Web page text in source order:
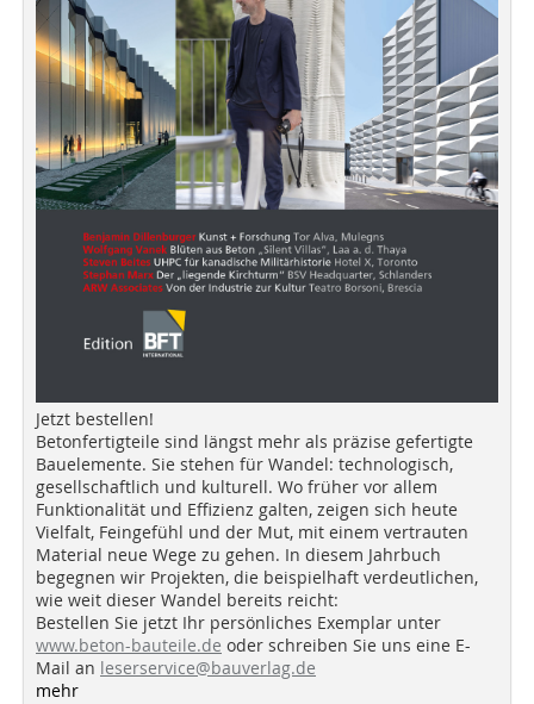
Jetzt bestellen!
Betonfertigteile sind längst mehr als präzise gefertigte
Bauelemente. Sie stehen für Wandel: technologisch,
gesellschaftlich und kulturell. Wo früher vor allem
Funktionalität und Effizienz galten, zeigen sich heute
Vielfalt, Feingefühl und der Mut, mit einem vertrauten
Material neue Wege zu gehen. In diesem Jahrbuch
begegnen wir Projekten, die beispielhaft verdeutlichen,
wie weit dieser Wandel bereits reicht:
Bestellen Sie jetzt Ihr persönliches Exemplar unter
www.beton-bauteile.de oder schreiben Sie uns eine E-
Mail an leserservice@bauverlag.de
mehr